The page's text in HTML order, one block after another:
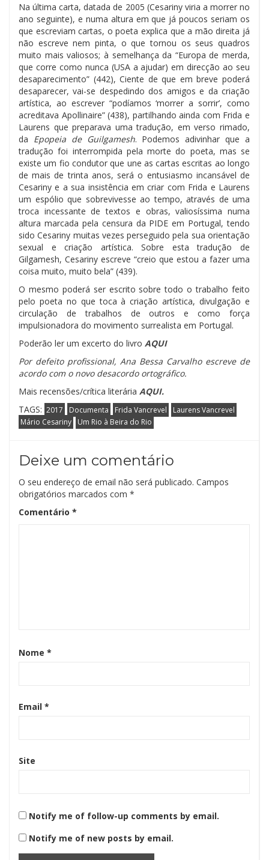
Na última carta, datada de 2005 (Cesariny viria a morrer no
ano seguinte), e numa altura em que já poucos seriam os
que escreviam cartas, o poeta explica que a mão direita já
não escreve nem pinta, o que tornou os seus quadros
muito mais valiosos; à semelhança da “Europa de merda,
que corre como nunca (USA a ajudar) em direcção ao seu
desaparecimento” (442), Ciente de que em breve poderá
desaparecer, vai-se despedindo dos amigos e da criação
artística, ao escrever “podíamos ‘morrer a sorrir’, como
acreditava Apollinaire” (438), partilhando ainda com Frida e
Laurens que preparava uma tradução, em verso rimado,
da Epopeia de Guilgamesh. Podemos adivinhar que a
tradução foi interrompida pela morte do poeta, mas se
existe um fio condutor que une as cartas escritas ao longo
de mais de trinta anos, será o entusiasmo incansável de
Cesariny e a sua insistência em criar com Frida e Laurens
um espólio que sobrevivesse ao tempo, através de uma
troca incessante de textos e obras, valiosíssima numa
altura marcada pela censura da PIDE em Portugal, tendo
sido Cesariny muitas vezes perseguido pela sua orientação
sexual e criação artística. Sobre esta tradução de
Gilgamesh, Cesariny escreve “creio que estou a fazer uma
coisa muito, muito bela” (439).
O mesmo poderá ser escrito sobre todo o trabalho feito
pelo poeta no que toca à criação artística, divulgação e
circulação de trabalhos de outros e como força
impulsionadora do movimento surrealista em Portugal.
Poderão ler um excerto do livro AQUI
Por defeito profissional, Ana Bessa Carvalho escreve de
acordo com o novo desacordo ortográfico.
Mais recensões/crítica literária AQUI.
TAGS: 2017 Documenta Frida Vancrevel
Laurens Vancrevel
Mário Cesariny
Um Rio à Beira do Rio
Deixe um comentário
O seu endereço de email não será publicado. Campos
obrigatórios marcados com *
Comentário *
Nome *
Email *
Site
Notify me of follow-up comments by email.
Notify me of new posts by email.